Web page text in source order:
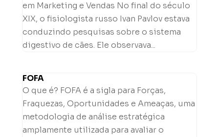
em Marketing e Vendas No final do século
XIX, o fisiologista russo Ivan Pavlov estava
conduzindo pesquisas sobre o sistema
digestivo de cães. Ele observava...
FOFA
O que é? FOFA é a sigla para Forças,
Fraquezas, Oportunidades e Ameaças, uma
metodologia de análise estratégica
amplamente utilizada para avaliar o